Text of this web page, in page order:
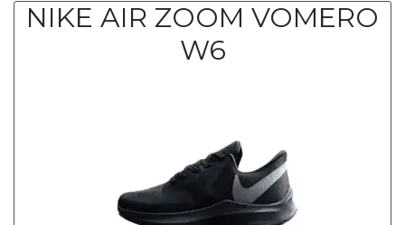
NIKE AIR ZOOM VOMERO
W6